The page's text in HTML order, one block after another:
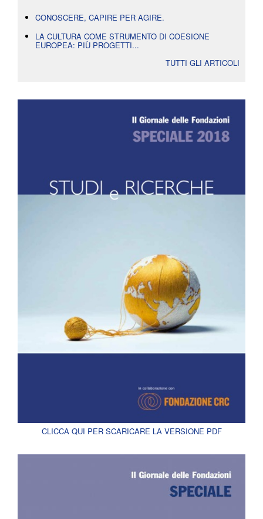
CONOSCERE, CAPIRE PER AGIRE.
LA CULTURA COME STRUMENTO DI COESIONE
EUROPEA: PIÙ PROGETTI...
TUTTI GLI ARTICOLI
CLICCA QUI PER SCARICARE LA VERSIONE PDF